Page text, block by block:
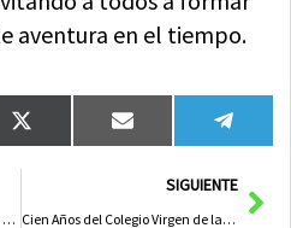
aventura en el tiempo.
Compartir
en
X
(Twitter)
Compartir
en
Email
en
Ramón García Inicia la Semana Santa de Hellín con su Pregón Mientras Cabañero Destaca la Tradición del Tambor y la Historia Local
SIGUIENTE
Cien Años del Colegio Virgen de la Caridad: Un Modelo de Formación Ejemplar